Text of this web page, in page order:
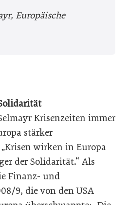
Europäische
Krisenzeiten immer
stärker
wirken in Europa
der Solidarität.“ Als
Finanz- und
9, die von den USA